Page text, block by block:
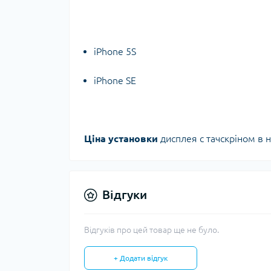
iPhone 5S
iPhone SE
Ціна установки дисплея с тачскріном в
Відгуки
Відгуків про цей товар ще не було.
+ Додати відгук